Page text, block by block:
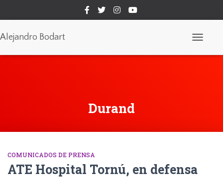
Alejandro Bodart
Durand
COMUNICADOS DE PRENSA
ATE Hospital Tornú, en defensa